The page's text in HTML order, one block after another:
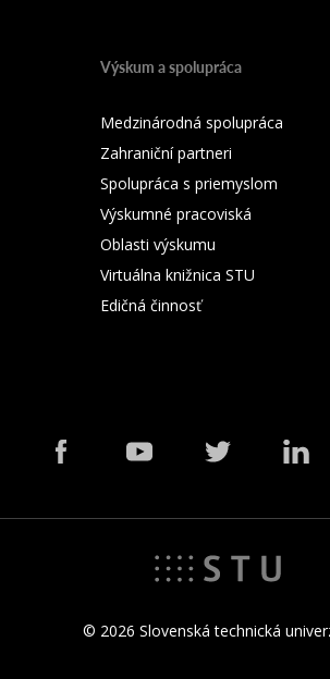
Výskum a spolupráca
Medzinárodná spolupráca
Zahraniční partneri
Spolupráca s priemyslom
Výskumné pracoviská
Oblasti výskumu
Virtuálna knižnica STU
Edičná činnosť
© 2026 Slovenská technická